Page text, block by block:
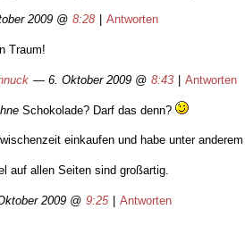
2009 @ 8:28 Antworten
Traum!
— 6. Oktober 2009 @ 8:43 Antworten
Schokolade? Darf das denn?
einkaufen und habe unter
auf allen Seiten sind großartig.
2009 @ 9:25 Antworten